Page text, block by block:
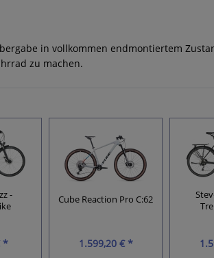
in vollkommen endmontiertem
zu machen.
-
*
Cube Reaction Pro C:62
1.599,20 € *